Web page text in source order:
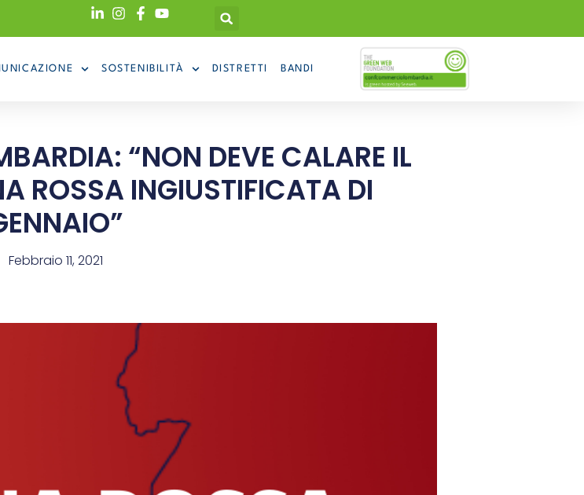
SOSTENIBILITÀ DISTRETTI BANDI
“NON DEVE CALARE IL
ROSSA INGIUSTIFICATA DI
Febbraio 11, 2021